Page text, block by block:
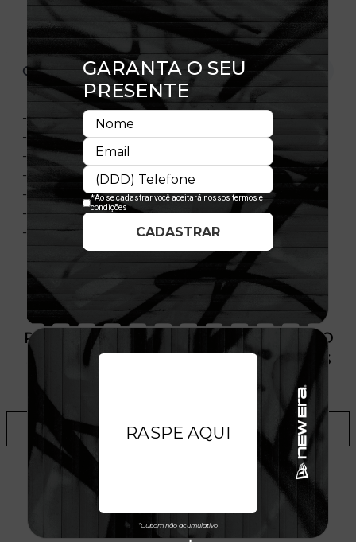
CARACTERÍSTICAS
- Modelo Ajustável
- Aba curva
- Copa frontal estruturada
- Flag bordada no lado esquerdo
- Importado
- Licença Oficial
- Composição:100% Poliéster
PRODUTO SEM ESTOQUE DÍSPONÍVEL NO
SITE, CONSULTE A DISPONIBILIDADE NAS
ADICIONAR A LISTA DE DESEJOS
TALVEZ VOCÊ GOSTE